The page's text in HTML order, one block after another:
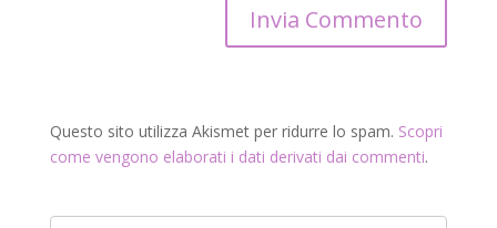
Questo sito utilizza Akismet per ridurre lo spam. Scopri
come vengono elaborati i dati derivati dai commenti.